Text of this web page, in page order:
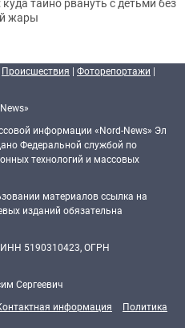
жары
Происшествия | Фоторепортажи |
информации «Nord-News» Эл
Федеральной службой по
технологий и массовых
материалов ссылка на
изданий обязательна
5190310423, ОГРН
Сергеевич
информация
Политика